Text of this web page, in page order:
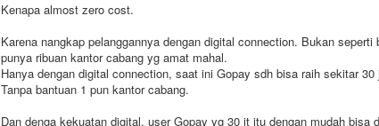
Kenapa almost zero cost.
Karena nangkap pelanggannya dengan digital connection. Bukan seperti
punya ribuan kantor cabang yg amat mahal.
Hanya dengan digital connection, saat ini Gopay sdh bisa raih sekitar 30
Tanpa bantuan 1 pun kantor cabang.
Dan denga kekuatan digital, user Gopay yg 30 jt itu dengan mudah bisa